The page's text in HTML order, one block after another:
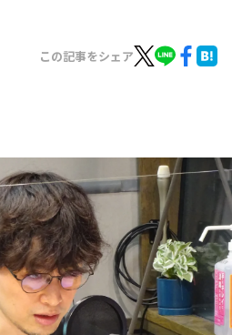
この記事をシェア